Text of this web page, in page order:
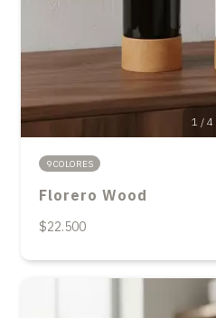
1 / 4
9 COLORES
Florero Wood
$22.500